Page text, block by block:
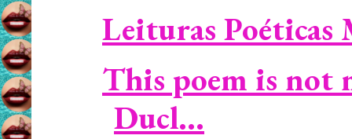
Leituras Poéticas
This poem is not
Ducl...